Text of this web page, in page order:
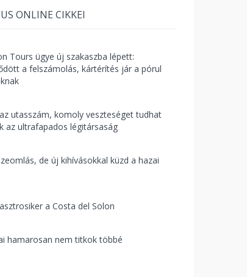
ONLINE CIKKEI
Tours ügye új szakaszba lépett:
a felszámolás, kártérítés jár a pórul
utasszám, komoly veszteséget tudhat
az ultrafapados légitársaság
de új kihívásokkal küzd a hazai
a Costa del Solon
hamarosan nem titkok többé